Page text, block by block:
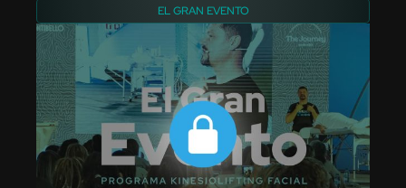
EL GRAN EVENTO